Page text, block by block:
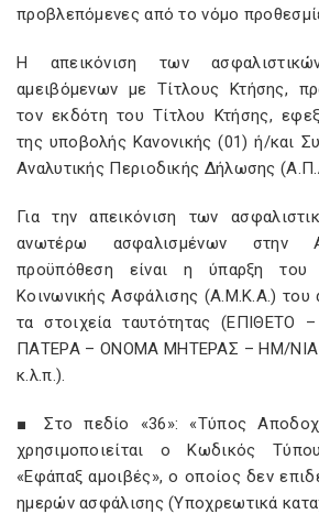
προβλεπόμενες από το νόμο
Η απεικόνιση των
αμειβόμενων με Τίτλους Κτήσης,
τον εκδότη του Τίτλου Κτήσης,
της υποβολής Κανονικής (01) ή/και
Αναλυτικής Περιοδικής Δήλωσης
Για την απεικόνιση των
ανωτέρω ασφαλισμένων στην
προϋπόθεση είναι η ύπαρξη του
Κοινωνικής Ασφάλισης (Α.Μ.Κ.Α.) του
τα στοιχεία ταυτότητας
ΠΑΤΕΡΑ – ΟΝΟΜΑ ΜΗΤΕΡΑΣ – ΗΜ/
κ.λ.π.).
■ Στο πεδίο «36»: «Τύπος
χρησιμοποιείται ο Κωδικός
«Εφάπαξ αμοιβές», ο οποίος δεν
ημερών ασφάλισης (Υποχρεωτικά